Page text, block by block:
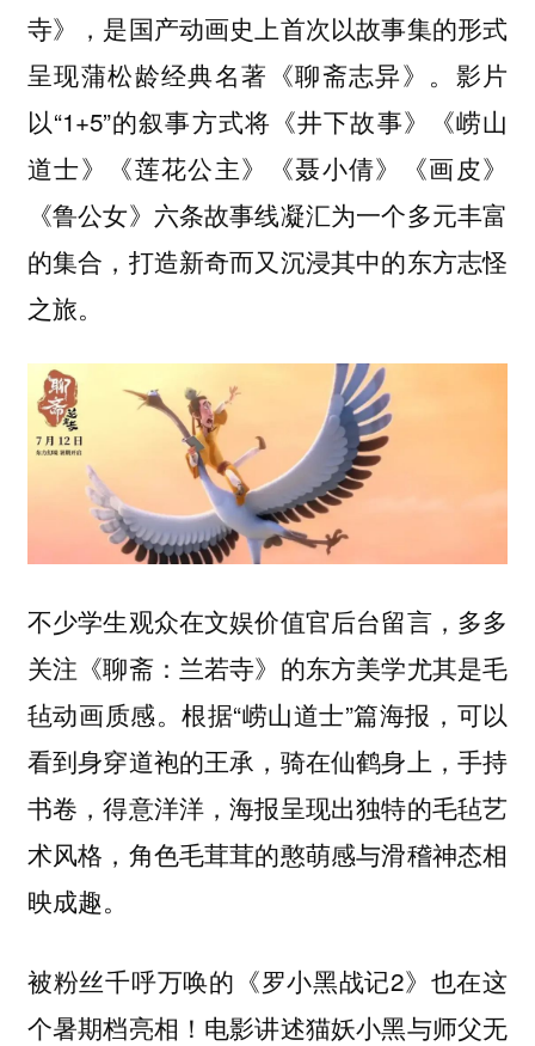
寺》，是国产动画史上首次以故事集的形式
呈现蒲松龄经典名著《聊斋志异》。影片
以“1+5”的叙事方式将《井下故事》《崂山
道士》《莲花公主》《聂小倩》《画皮》
《鲁公女》六条故事线凝汇为一个多元丰富
的集合，打造新奇而又沉浸其中的东方志怪
之旅。
不少学生观众在文娱价值官后台留言， 多多
关注《聊斋：兰若寺》的东方美学尤其是毛
毡动画质感。根据“崂山道士”篇海报，可以
看到身穿道袍的王承，骑在仙鹤身上，手持
书卷，得意洋洋，海报呈现出独特的毛毡艺
术风格，角色毛茸茸的憨萌感与滑稽神态相
映成趣。
被粉丝千呼万唤的《罗小黑战记2》也在这
个暑期档亮相！电影讲述猫妖小黑与师父无